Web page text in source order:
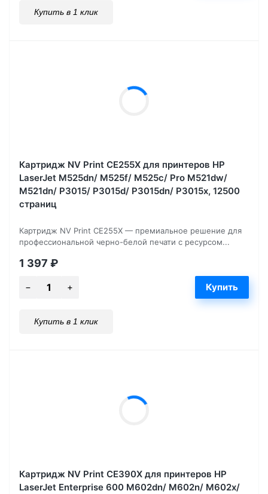
Купить в 1 клик
Картридж NV Print CE255X для принтеров HP
LaserJet M525dn/ M525f/ M525c/ Pro M521dw/
M521dn/ P3015/ P3015d/ P3015dn/ P3015x, 12500
страниц
Картридж NV Print CE255X — премиальное решение для
профессиональной черно-белой печати с ресурсом...
1 397 ₽
Купить в 1 клик
Картридж NV Print CE390X для принтеров HP
LaserJet Enterprise 600 M602dn/ M602n/ M602x/